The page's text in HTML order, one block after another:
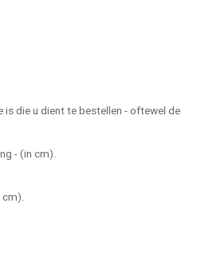
die u dient te bestellen - oftewel de
- (in cm).
cm).